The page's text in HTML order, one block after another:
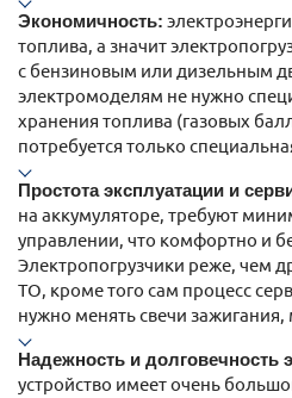
Экономичность:
топлива, а значит
с бензиновым или дизельным
электромоделям не нужно
хранения топлива (газовых
потребуется только
Простота эксплуатации и
на аккумуляторе, требуют
управлении, что комфортно и
Электропогрузчики реже, чем
ТО, кроме того сам процесс
нужно менять свечи
Надежность и долговечность
устройство имеет очень